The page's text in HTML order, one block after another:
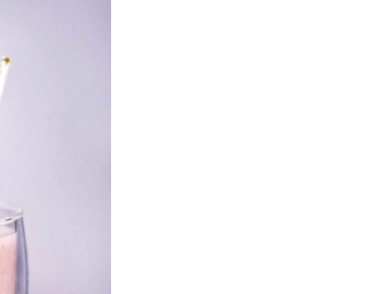
: PEAU, ARTICULATIONS & VITALITÉ